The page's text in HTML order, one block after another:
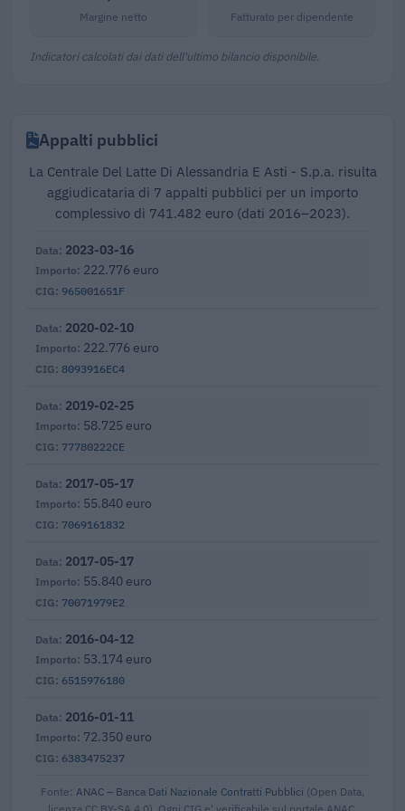
Margine netto Fatturato per dipendente
Indicatori calcolati dai dati dell'ultimo bilancio disponibile.
Appalti pubblici
La Centrale Del Latte Di Alessandria E Asti - S.p.a. risulta
aggiudicataria di 7 appalti pubblici per un importo
complessivo di 741.482 euro (dati 2016–2023).
965001651F
2023-03-16
222.776 euro
8093916EC4
2020-02-10
222.776 euro
77780222CE
2019-02-25
58.725 euro
7069161832
2017-05-17
55.840 euro
70071979E2
2017-05-17
55.840 euro
6515976180
2016-04-12
53.174 euro
6383475237
2016-01-11
72.350 euro
Fonte: ANAC – Banca Dati Nazionale Contratti Pubblici (Open Data,